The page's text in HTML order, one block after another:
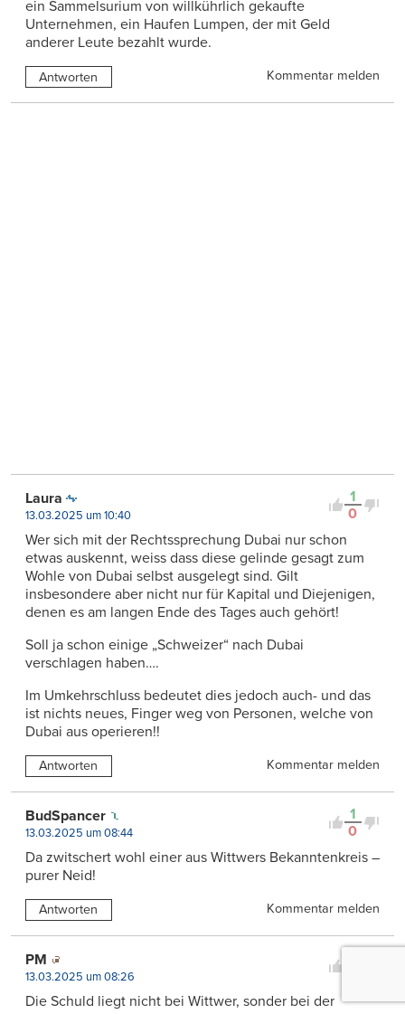
ein Sammelsurium von willkührlich gekaufte
Unternehmen, ein Haufen Lumpen, der mit Geld
anderer Leute bezahlt wurde.
Antworten Kommentar melden
1
0
Laura
13.03.2025 um 10:40
Wer sich mit der Rechtssprechung Dubai nur schon
etwas auskennt, weiss dass diese gelinde gesagt zum
Wohle von Dubai selbst ausgelegt sind. Gilt
insbesondere aber nicht nur für Kapital und Diejenigen,
denen es am langen Ende des Tages auch gehört!
Soll ja schon einige „Schweizer“ nach Dubai
verschlagen haben….
Im Umkehrschluss bedeutet dies jedoch auch- und das
ist nichts neues, Finger weg von Personen, welche von
Dubai aus operieren!!
Antworten Kommentar melden
1
0
BudSpancer
13.03.2025 um 08:44
Da zwitschert wohl einer aus Wittwers Bekanntenkreis –
purer Neid!
Antworten Kommentar melden
PM
13.03.2025 um 08:26
Die Schuld liegt nicht bei Wittwer, sonder bei der